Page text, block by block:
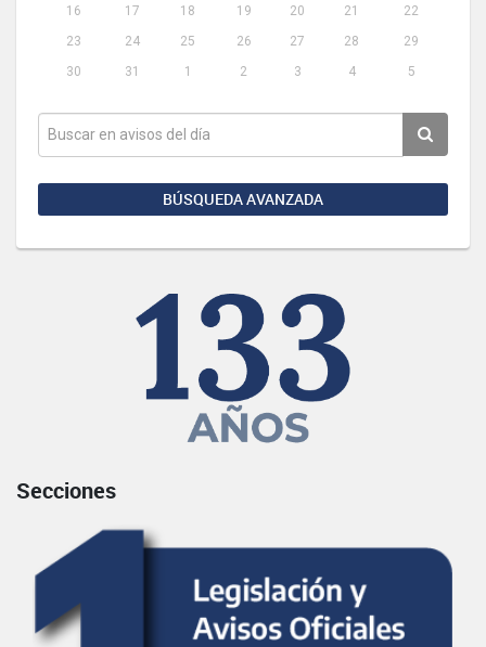
16
17 18 19 20 21
22
23
24 25 26 27 28
29
30
31 1 2 3 4 5
BÚSQUEDA AVANZADA
Secciones